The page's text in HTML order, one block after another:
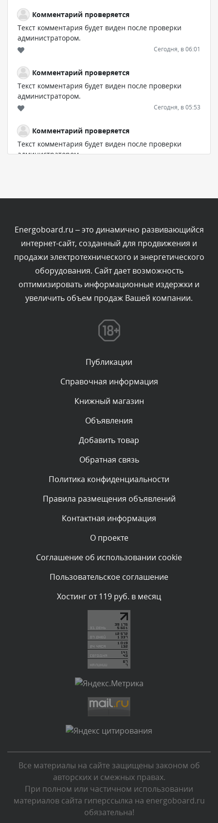
Комментарий проверяется
Текст комментария будет виден после проверки
администратором.
Сегодня, в 06:01
Комментарий проверяется
Текст комментария будет виден после проверки
администратором.
Сегодня, в 05:53
Комментарий проверяется
Текст комментария будет виден после проверки
администратором.
Комментарий проверяется
Текст комментария будет виден после проверки
администратором.
Сегодня, в 03:15
Комментарий проверяется
Текст комментария будет виден после проверки
Комментарий проверяется
Текст комментария будет виден после проверки
администратором.
Комментарий проверяется
Текст комментария будет виден после проверки
администратором.
Комментарий проверяется
администратором.
Комментарий проверяется
администратором.
Комментарий проверяется
Текст комментария будет виден после проверки
Комментарий проверяется
Текст комментария будет виден после проверки
администратором.
Текст комментария будет виден после проверки
администратором.
Комментарий проверяется
Текст комментария будет виден после проверки
администратором.
Вчера, в 20:30
Energoboard.ru – это динамично развивающийся
интернет-сайт, созданный для продвижения и
продажи электротехнического и энергетического
оборудования. Сайт дает возможность
оптимизировать информационные издержки и
увеличить объем продаж Вашей компании.
Публикации
Справочная информация
Книжный магазин
Объявления
Добавить товар
Обратная связь
Политика конфиденциальности
Правила размещения объявлений
Контактная информация
О проекте
Соглашение об использовании cookie
Пользовательское соглашение
Хостинг от 119 руб. в месяц
Все материалы на сайте защищены законом об
авторских и смежных правах.
При полном или частичном использовании
материалов сайта гиперссылка на energoboard.ru
обязательна!